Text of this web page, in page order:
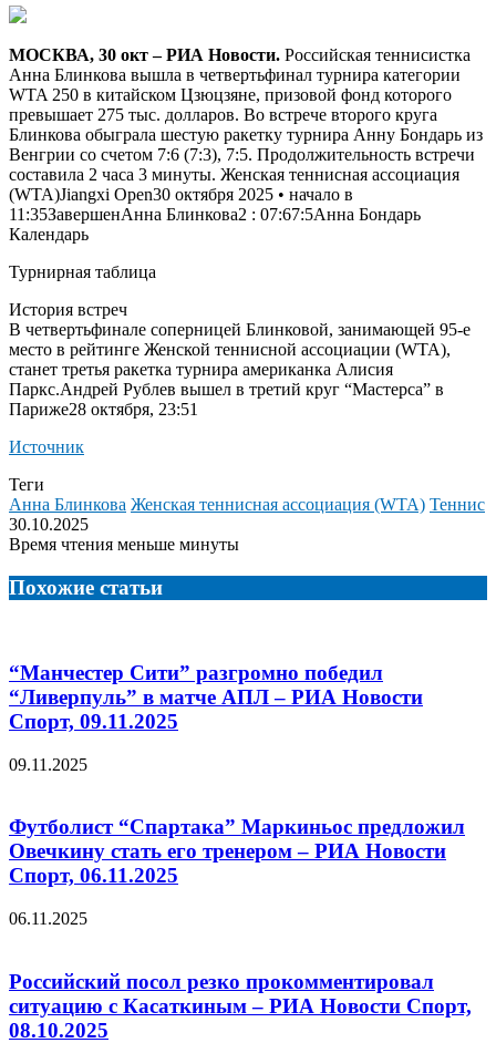
МОСКВА, 30 окт – РИА Новости. Российская теннисистка
Анна Блинкова вышла в четвертьфинал турнира категории
WTA 250 в китайском Цзюцзяне, призовой фонд которого
превышает 275 тыс. долларов. Во встрече второго круга
Блинкова обыграла шестую ракетку турнира Анну Бондарь из
Венгрии со счетом 7:6 (7:3), 7:5. Продолжительность встречи
составила 2 часа 3 минуты. Женская теннисная ассоциация
(WTA)Jiangxi Open30 октября 2025 • начало в
11:35ЗавершенАнна Блинкова2 : 07:67:5Анна Бондарь
Календарь
Турнирная таблица
История встреч
В четвертьфинале соперницей Блинковой, занимающей 95-е
место в рейтинге Женской теннисной ассоциации (WTA),
станет третья ракетка турнира американка Алисия
Паркс.Андрей Рублев вышел в третий круг “Мастерса” в
Париже28 октября, 23:51
Источник
Теги
Анна Блинкова Женская теннисная ассоциация (WTA) Теннис
30.10.2025
Время чтения меньше минуты
Похожие статьи
“Манчестер Сити” разгромно победил
“Ливерпуль” в матче АПЛ – РИА Новости
Спорт, 09.11.2025
09.11.2025
Футболист “Спартака” Маркиньос предложил
Овечкину стать его тренером – РИА Новости
Спорт, 06.11.2025
06.11.2025
Российский посол резко прокомментировал
ситуацию с Касаткиным – РИА Новости Спорт,
08.10.2025